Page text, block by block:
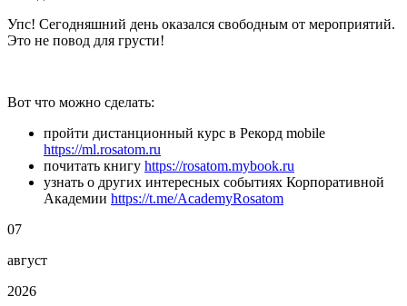
Упс! Сегодняшний день оказался свободным от мероприятий.
Это не повод для грусти!
Вот что можно сделать:
пройти дистанционный курс в Рекорд mobile
https://ml.rosatom.ru
почитать книгу https://rosatom.mybook.ru
узнать о других интересных событиях Корпоративной
Академии https://t.me/AcademyRosatom
07
август
2026